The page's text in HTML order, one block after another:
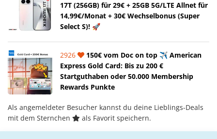
17T (256GB) für 29€ + 25GB 5G/LTE Allnet für
14,99€/Monat + 30€ Wechselbonus (Super
Select S)! 🚀
2926
150€ vom Doc on top ✈️ American
Express Gold Card: Bis zu 200 €
Startguthaben oder 50.000 Membership
Rewards Punkte
Als angemeldeter Besucher kannst du deine Lieblings-Deals
mit dem Sternchen
als Favorit speichern.